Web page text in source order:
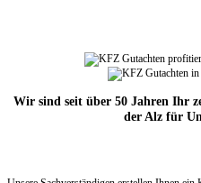
Wir sind seit über 50 Jahren Ihr
der Alz für